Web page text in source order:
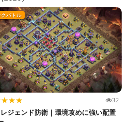
クバトル
★★★ 32
ジェンド防衛｜環境攻めに強い配置